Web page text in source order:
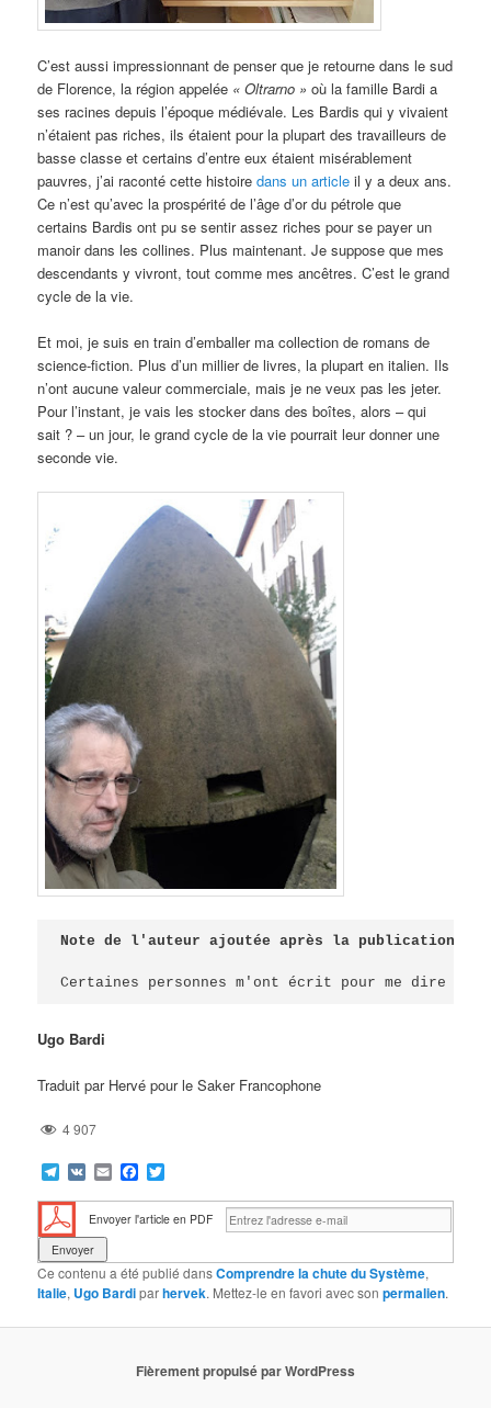
C’est aussi impressionnant de penser que je retourne dans le sud
de Florence, la région appelée «Oltrarno » où la famille Bardi a
ses racines depuis l’époque médiévale. Les Bardis qui y vivaient
n’étaient pas riches, ils étaient pour la plupart des travailleurs de
basse classe et certains d’entre eux étaient misérablement
pauvres, j’ai raconté cette histoiredans un article il y a deux ans.
Ce n’est qu’avec la prospérité de l’âge d’or du pétrole que
certains Bardis ont pu se sentir assez riches pour se payer un
manoir dans les collines. Plus maintenant. Je suppose que mes
descendants y vivront, tout comme mes ancêtres. C’est le grand
cycle de la vie.
Et moi, je suis en train d’emballer ma collection de romans de
science-fiction. Plus d’un millier de livres, la plupart en italien. Ils
n’ont aucune valeur commerciale, mais je ne veux pas les jeter.
Pour l’instant, je vais les stocker dans des boîtes, alors – qui
sait ? – un jour, le grand cycle de la vie pourrait leur donner une
seconde vie.
Note de l'auteur ajoutée après la publication
Certaines personnes m'ont écrit pour me dire
Ugo Bardi
Traduit par Hervé pour le Saker Francophone
4 907
Telegram
VK EmailFacebook
Envoyer l'article en PDF
Ce contenu a été publié dansComprendre la chute du Système,
Italie, Ugo Bardiparhervek. Mettez-le en favori avec sonpermalien.
Fièrement propulsé par WordPress